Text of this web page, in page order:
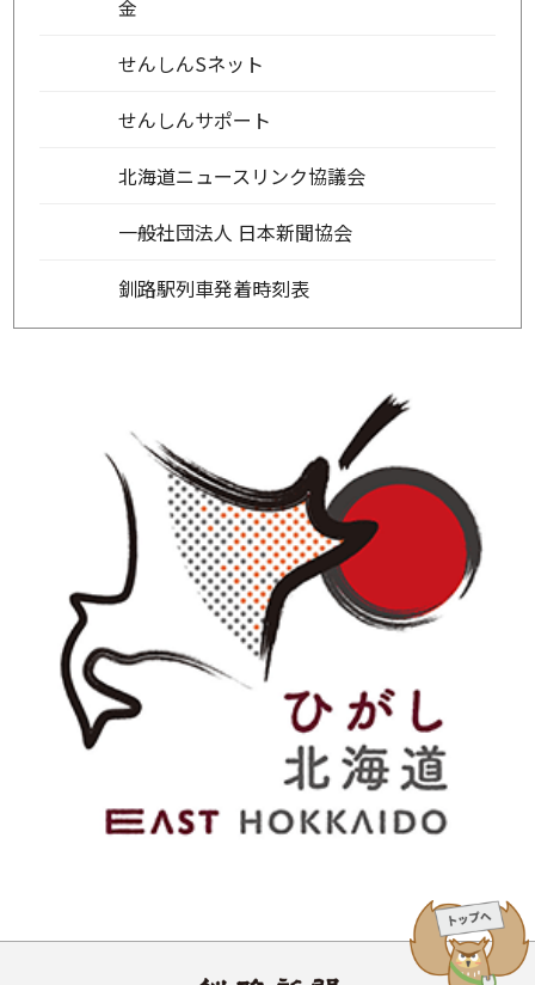
金
せんしんSネット
せんしんサポート
北海道ニュースリンク協議会
一般社団法人 日本新聞協会
釧路駅列車発着時刻表